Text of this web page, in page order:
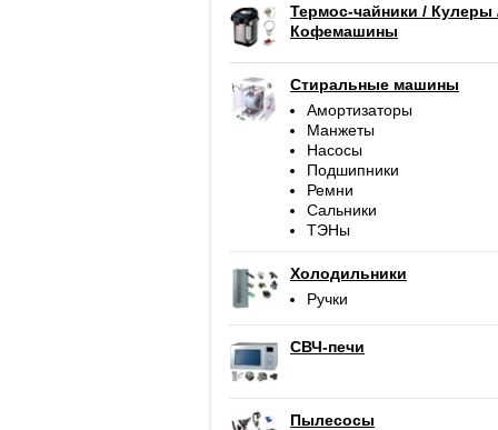
Термос-чайники / Кулеры
Кофемашины
Стиральные машины
Амортизаторы
Манжеты
Насосы
Подшипники
Ремни
Сальники
ТЭНы
Холодильники
Ручки
СВЧ-печи
Пылесосы